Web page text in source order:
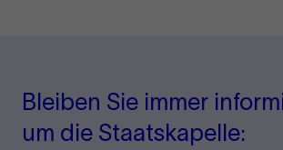
Bleiben Sie immer
um die Staatskapelle: